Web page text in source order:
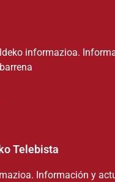
informazioa.
Telebista
Información y